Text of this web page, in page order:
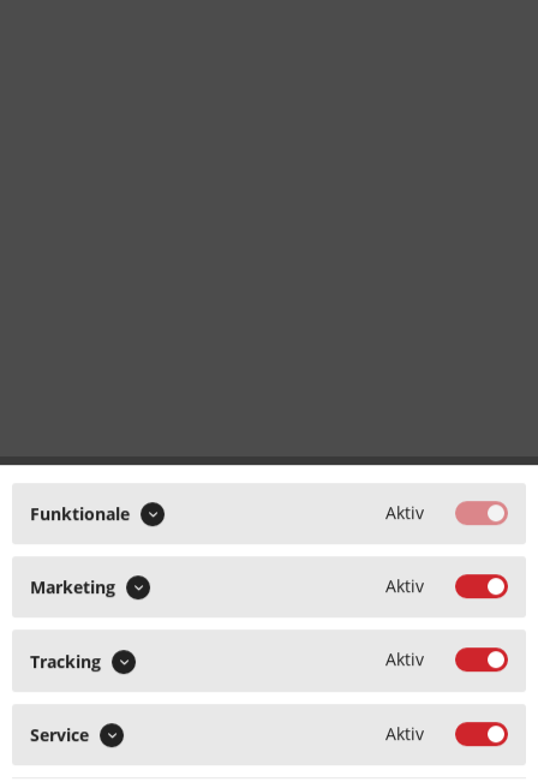
Funktionale Aktiv
Marketing Aktiv
Tracking Aktiv
Service Aktiv